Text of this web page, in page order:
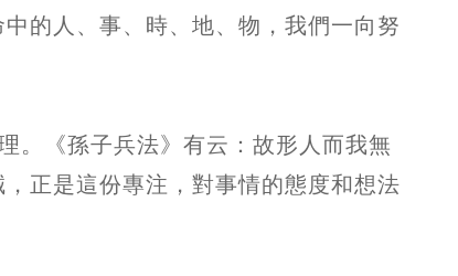
的人、事、時、地、物，我們一向努
。《孫子兵法》有云：故形人而我無
正是這份專注，對事情的態度和想法